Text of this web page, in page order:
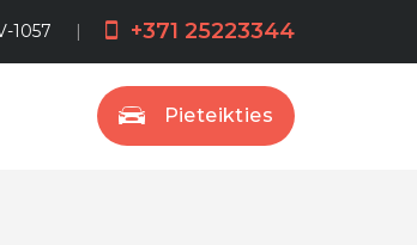
1057 +371 25223344
Pieteikties